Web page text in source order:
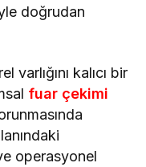
doğrudan
kalıcı bir
fuar çekimi
operasyonel